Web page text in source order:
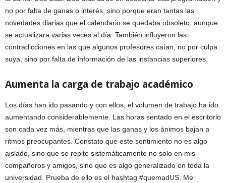
no por falta de ganas o interés, sino porque eran tantas las
novedades diarias que el calendario se quedaba obsoleto, aunque
se actualizara varias veces al día. También influyeron las
contradicciones en las que algunos profesores caían, no por culpa
suya, sino por falta de información de las instancias superiores.
Aumenta la carga de trabajo académico
Los días han ido pasando y con ellos, el volumen de trabajo ha ido
aumentando considerablemente. Las horas sentado en el escritorio
son cada vez más, mientras que las ganas y los ánimos bajan a
ritmos preocupantes. Constato que este sentimiento no es algo
aislado, sino que se repite sistemáticamente no solo en mis
compañeros y amigos, sino que es algo generalizado en toda la
universidad. Prueba de ello es el hashtag #quemadUS. Me